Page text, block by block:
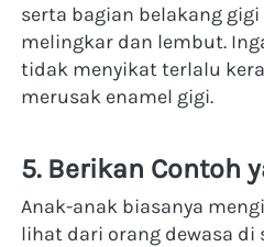
serta bagian belakang
melingkar dan lembut.
tidak menyikat terlalu
merusak enamel gigi.
5. Berikan Contoh
Anak-anak biasanya
lihat dari orang dewasa di